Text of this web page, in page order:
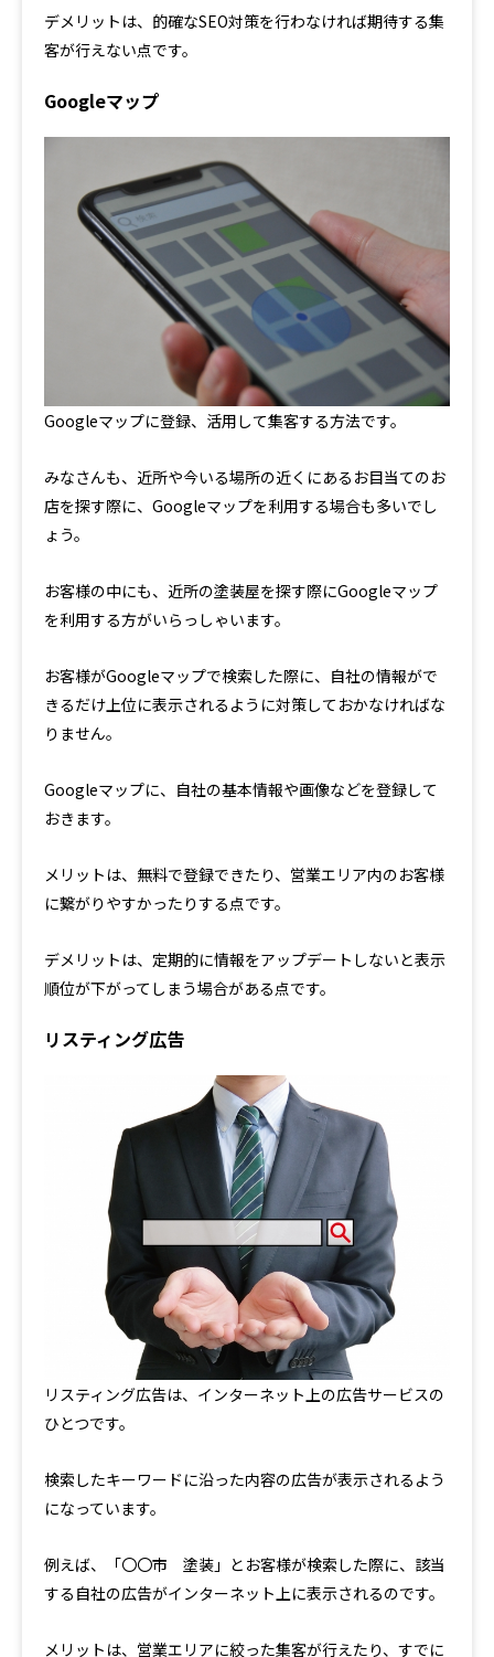
デメリットは、的確なSEO対策を行わなければ期待する集
客が行えない点です。
Googleマップ
Googleマップに登録、活用して集客する方法です。
みなさんも、近所や今いる場所の近くにあるお目当てのお
店を探す際に、Googleマップを利用する場合も多いでし
ょう。
お客様の中にも、近所の塗装屋を探す際にGoogleマップ
を利用する方がいらっしゃいます。
お客様がGoogleマップで検索した際に、自社の情報がで
きるだけ上位に表示されるように対策しておかなければな
りません。
Googleマップに、自社の基本情報や画像などを登録して
おきます。
メリットは、無料で登録できたり、営業エリア内のお客様
に繋がりやすかったりする点です。
デメリットは、定期的に情報をアップデートしないと表示
順位が下がってしまう場合がある点です。
リスティング広告
リスティング広告は、インターネット上の広告サービスの
ひとつです。
検索したキーワードに沿った内容の広告が表示されるよう
になっています。
例えば、「〇〇市 塗装」とお客様が検索した際に、該当
する自社の広告がインターネット上に表示されるのです。
メリットは、営業エリアに絞った集客が行えたり、すでに